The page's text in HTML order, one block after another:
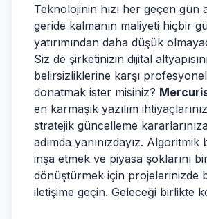
Teknolojinin hızı her geçen gün
geride kalmanın maliyeti hiçbir
yatırımından daha düşük
Siz de şirketinizin dijital
belirsizliklerine karşı
donatmak ister misiniz?
en karmaşık yazılım
stratejik güncelleme
adımda yanınızdayız. Algoritmik
inşa etmek ve piyasa şoklarını
dönüştürmek için projelerinizde
iletişime geçin. Geleceği birlikte